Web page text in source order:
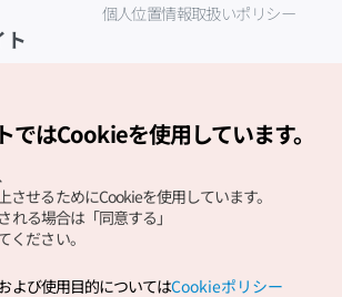
個人位置情報取扱いポリシー
ト
ではCookieを使用しています。
させるためにCookieを使用しています。
れる場合は「同意する」
ください。
よび使用目的についてはCookieポリシー